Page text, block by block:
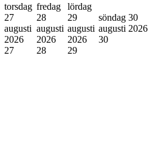
torsdag
27
augusti
2026
27
fredag
28
augusti
2026
28
lördag
29
augusti
2026
29
söndag 30
augusti 2026
30